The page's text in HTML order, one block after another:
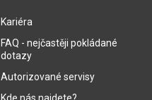
Kariéra
FAQ - nejčastěji pokládané
dotazy
Autorizované servisy